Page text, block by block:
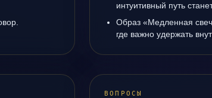
интуитивный путь
Образ «Медленная
где важно удержать
ВОПРОСЫ